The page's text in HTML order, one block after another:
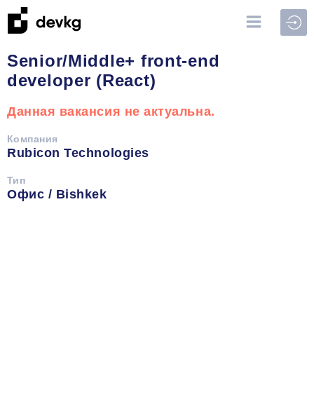
Senior/Middle+ front-end
developer (React)
Данная вакансия не актуальна.
Компания
Rubicon Technologies
Тип
Офис / Bishkek